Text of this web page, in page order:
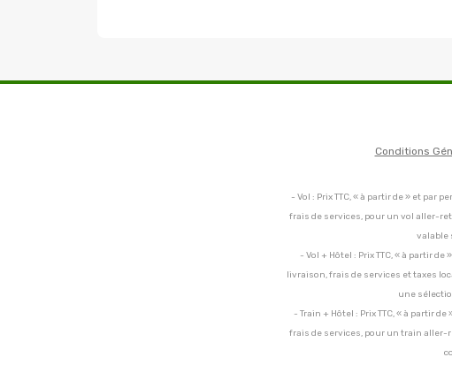
Conditions
- Vol : Prix TTC, « à partir de » et
frais de services, pour un vol aller-
valable
- Vol + Hôtel : Prix TTC, « à partir
livraison, frais de services et taxes
une
- Train + Hôtel : Prix TTC, « à partir
frais de services, pour un train aller-